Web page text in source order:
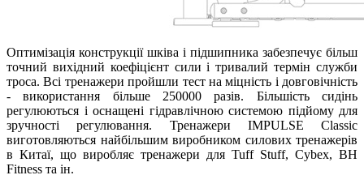
Оптимізація конструкції шківа і підшипника забезпечує більш
точний вихідний коефіцієнт сили і тривалий термін служби
троса. Всі тренажери пройшли тест на міцність і довговічність
- використання більше 250000 разів. Більшість сидінь
регулюються і оснащені гідравлічною системою підйому для
зручності регулювання. Тренажери IMPULSE Classic
виготовляються найбільшим виробником силових тренажерів
в Китаї, що виробляє тренажери для Tuff Stuff, Cybex, BH
Fitness та ін.